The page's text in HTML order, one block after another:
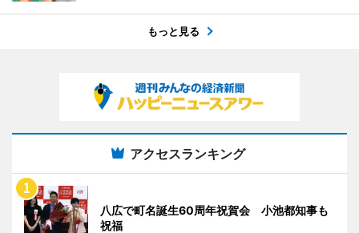
もっと見る
アクセスランキング
八広で町名誕生60周年祝賀会 小池都知事も
祝福